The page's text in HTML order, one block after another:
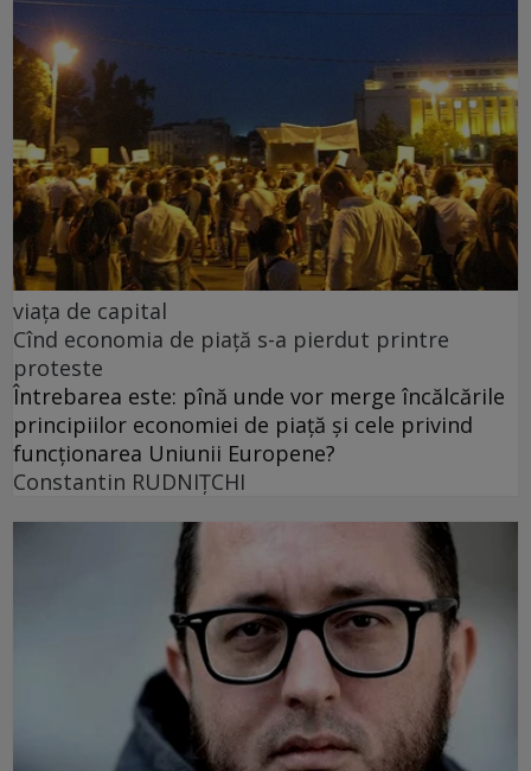
viața de capital
Cînd economia de piață s-a pierdut printre
proteste
Întrebarea este: pînă unde vor merge încălcările
principiilor economiei de piață și cele privind
funcționarea Uniunii Europene?
Constantin RUDNIŢCHI